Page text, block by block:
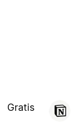
Gratis